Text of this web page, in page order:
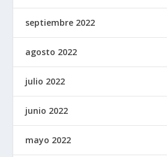
septiembre 2022
agosto 2022
julio 2022
junio 2022
mayo 2022